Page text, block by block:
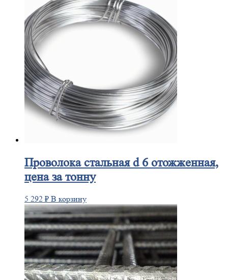
Проволокастальная d 6 отожженная,
цена за тонну
5 292 ₽ В корзину